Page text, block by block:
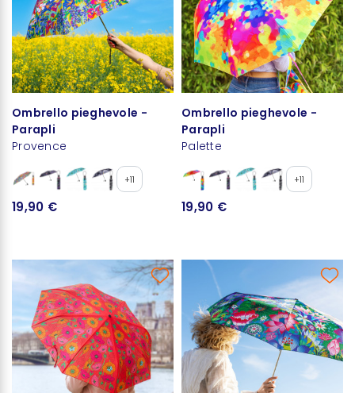
Ombrello pieghevole -
Parapli
Provence
+11
19,90 €
Ombrello pieghevole -
Parapli
Palette
+11
19,90 €